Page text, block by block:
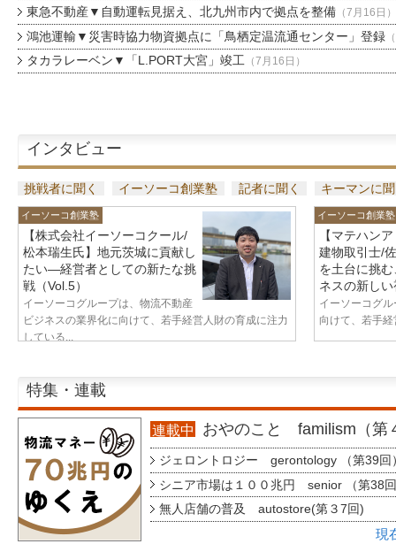
東急不動産▼自動運転見据え、北九州市内で拠点を整備（7月16日）
鴻池運輸▼災害時協力物資拠点に「鳥栖定温流通センター」登録
タカラレーベン▼「L.PORT大宮」竣工（7月16日）
インタビュー
挑戦者に聞く イーソーコ創業塾 記者に聞く キーマンに
イーソーコ創業塾
【株式会社イーソーコクール/
松本瑞生氏】地元茨城に貢献し
たい—経営者としての新たな挑
戦（Vol.5）
イーソーコグループは、物流不動産
ビジネスの業界化に向けて、若手経営人財の育成に注力
している...
イーソーコ創業塾
【マテハン
建物取引士/
を土台に挑
ネスの新し
イーソーコグ
向けて、若手
特集・連載
連載中 おやのこと familism（第
ジェロントロジー gerontology （第39回
シニア市場は１００兆円 senior （第38
無人店舗の普及 autostore(第３7回)
現